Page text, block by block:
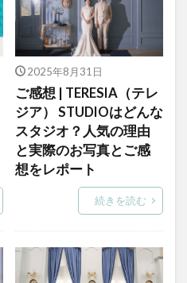
2025年8月31日
ご感想 | TERESIA（テレ
ジア） STUDIOはどんな
スタジオ？人気の理由
と実際のお写真とご感
想をレポート
続きを読む